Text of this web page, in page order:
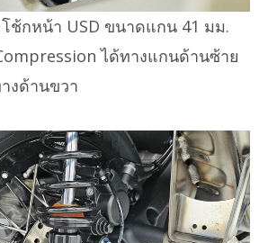
ช้กหน้า USD ขนาดแกน 41 มม.
ได้ทางแกนด้านซ้าย
งด้านขวา